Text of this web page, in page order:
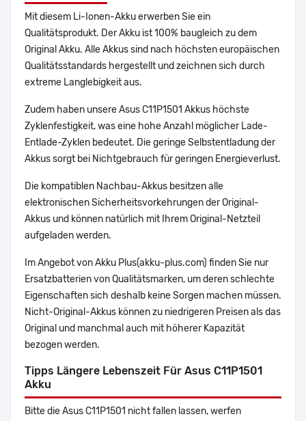
Mit diesem Li-Ionen-Akku erwerben Sie ein
Qualitätsprodukt. Der Akku ist 100% baugleich zu dem
Original Akku. Alle Akkus sind nach höchsten europäischen
Qualitätsstandards hergestellt und zeichnen sich durch
extreme Langlebigkeit aus.
Zudem haben unsere Asus C11P1501 Akkus höchste
Zyklenfestigkeit, was eine hohe Anzahl möglicher Lade-
Entlade-Zyklen bedeutet. Die geringe Selbstentladung der
Akkus sorgt bei Nichtgebrauch für geringen Energieverlust.
Die kompatiblen Nachbau-Akkus besitzen alle
elektronischen Sicherheitsvorkehrungen der Original-
Akkus und können natürlich mit Ihrem Original-Netzteil
aufgeladen werden.
Im Angebot von Akku Plus(akku-plus.com) finden Sie nur
Ersatzbatterien von Qualitätsmarken, um deren schlechte
Eigenschaften sich deshalb keine Sorgen machen müssen.
Nicht-Original-Akkus können zu niedrigeren Preisen als das
Original und manchmal auch mit höherer Kapazität
bezogen werden.
Tipps Längere Lebenszeit Für Asus C11P1501
Akku
Bitte die Asus C11P1501 nicht fallen lassen, werfen